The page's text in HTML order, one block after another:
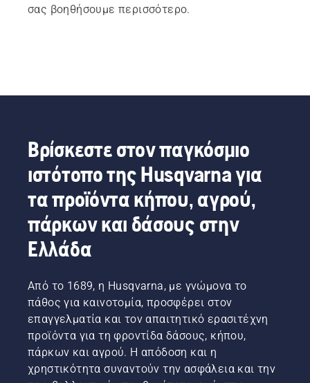
σας βοηθήσουμε περισσότερο.
Βρίσκεστε στον παγκόσμιο
ιστότοπο της Husqvarna για
τα προϊόντα κήπου, αγρού,
πάρκων και δάσους στην
Ελλάδα
Από το 1689, η Husqvarna, με γνώμονα το
πάθος για καινοτομία, προσφέρει στον
επαγγελματία και τον απαιτητικό ερασιτέχνη
προϊόντα για τη φροντίδα δάσους, κήπου,
πάρκων και αγρού. Η απόδοση και η
χρηστικότητα συναντούν την ασφάλεια και την